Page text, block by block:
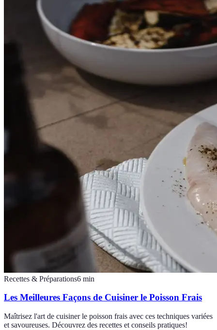
Recettes & Préparations6 min
Les Meilleures Façons de Cuisiner le Poisson Frais
Maîtrisez l'art de cuisiner le poisson frais avec ces techniques variées
et savoureuses. Découvrez des recettes et conseils pratiques!